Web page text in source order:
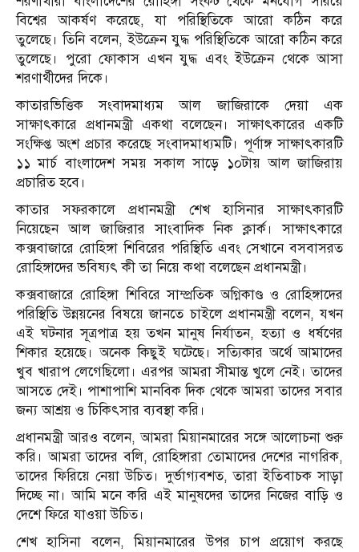
বিশ্বের আকর্ষণ করেছে, যা পরিস্থিতিকে আরো কঠিন করে
তুলেছে। তিনি বলেন, ইউক্রেন যুদ্ধ পরিস্থিতিকে আরো কঠিন করে
তুলেছে। পুরো ফোকাস এখন যুদ্ধ এবং ইউক্রেন থেকে আসা
শরণার্থীদের দিকে।
কাতারভিত্তিক সংবাদমাধ্যম আল জাজিরাকে দেয়া এক
সাক্ষাৎকারে প্রধানমন্ত্রী একথা বলেছেন। সাক্ষাৎকারের একটি
সংক্ষিপ্ত অংশ প্রচার করেছে সংবাদমাধ্যমটি। পূর্ণাঙ্গ সাক্ষাৎকারটি
১১ মার্চ বাংলাদেশ সময় সকাল সাড়ে ১০টায় আল জাজিরায়
প্রচারিত হবে।
কাতার সফরকালে প্রধানমন্ত্রী শেখ হাসিনার সাক্ষাৎকারটি
নিয়েছেন আল জাজিরার সাংবাদিক নিক ক্লার্ক। সাক্ষাৎকারে
কক্সবাজারে রোহিঙ্গা শিবিরের পরিস্থিতি এবং সেখানে বসবাসরত
রোহিঙ্গাদের ভবিষ্যৎ কী তা নিয়ে কথা বলেছেন প্রধানমন্ত্রী।
কক্সবাজারে রোহিঙ্গা শিবিরে সাম্প্রতিক অগ্নিকাণ্ড ও রোহিঙ্গাদের
পরিস্থিতি উন্নয়নের বিষয়ে জানতে চাইলে প্রধানমন্ত্রী বলেন, যখন
এই ঘটনার সূত্রপাত্র হয় তখন মানুষ নির্যাতন, হত্যা ও ধর্ষণের
শিকার হয়েছে। অনেক কিছুই ঘটেছে। সত্যিকার অর্থে আমাদের
খুব খারাপ লেগেছিলো। এরপর আমরা সীমান্ত খুলে নেই। তাদের
আসতে দেই। পাশাপাশি মানবিক দিক থেকে আমরা তাদের সবার
জন্য আশ্রয় ও চিকিৎসার ব্যবস্থা করি।
প্রধানমন্ত্রী আরও বলেন, আমরা মিয়ানমারের সঙ্গে আলোচনা শুরু
করি। আমরা তাদের বলি, রোহিঙ্গারা তোমাদের দেশের নাগরিক,
তাদের ফিরিয়ে নেয়া উচিত। দুর্ভাগ্যবশত, তারা ইতিবাচক সাড়া
দিচ্ছে না। আমি মনে করি এই মানুষদের তাদের নিজের বাড়ি ও
দেশে ফিরে যাওয়া উচিত।
শেখ হাসিনা বলেন, মিয়ানমারের উপর চাপ প্রয়োগ করছে